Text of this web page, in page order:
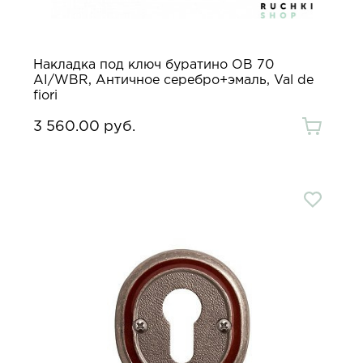
Накладка под ключ буратино OB 70
AI/WBR, Античное серебро+эмаль, Val de
fiori
3 560.00 руб.